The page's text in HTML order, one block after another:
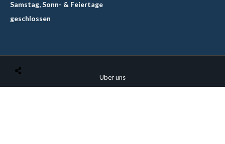
Samstag, Sonn- & Feiertage
geschlossen
Über uns